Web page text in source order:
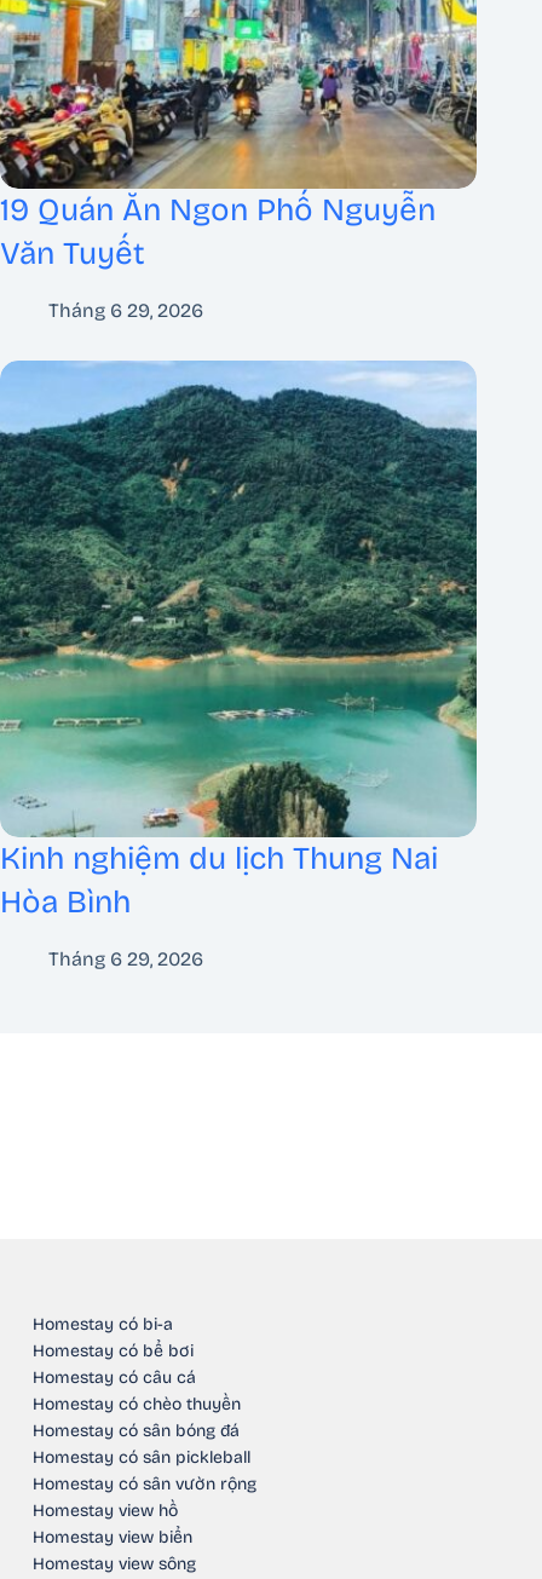
19 Quán Ăn Ngon Phố Nguyễn
Văn Tuyết
Tháng 6 29, 2026
Kinh nghiệm du lịch Thung Nai
Hòa Bình
Tháng 6 29, 2026
Homestay có bi-a
Homestay có bể bơi
Homestay có câu cá
Homestay có chèo thuyền
Homestay có sân bóng đá
Homestay có sân pickleball
Homestay có sân vườn rộng
Homestay view hồ
Homestay view biển
Homestay view sông